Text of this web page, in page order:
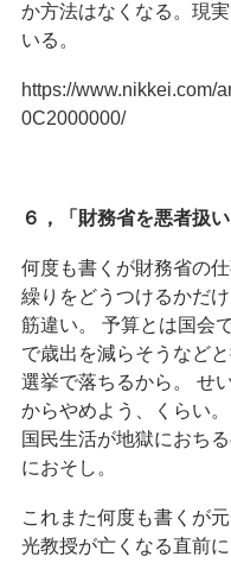
か方法はなくなる。現
いる。
https://www.nikkei.com/
0C2000000/
６，「財務省を悪者扱
何度も書くが財務省の
繰りをどうつけるかだ
筋違い。 予算とは国会
で歳出を減らそうなど
選挙で落ちるから。 せ
からやめよう、くらい
国民生活が地獄におち
におそし。
これまた何度も書くが
光教授が亡くなる直前